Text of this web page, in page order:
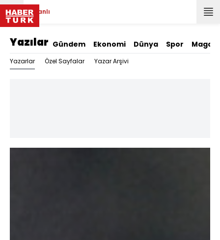
Canlı
Yazılar Gündem Ekonomi Dünya Spor
Yazarlar Özel Sayfalar Yazar Arşivi